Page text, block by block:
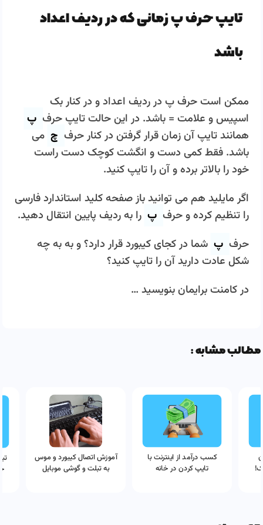
تایپ حرف پ زمانی که در ردیف اعداد
باشد
ممکن است حرف پ در ردیف اعداد و در کنار بک
اسپیس و علامت = باشد. در این حالت تایپ حرف پ
همانند تایپ آن زمان قرار گرفتن در کنار حرف چ می
باشد. فقط کمی دست و انگشت کوچک دست راست
خود را بالاتر برده و آن را تایپ کنید.
اگر مایلید هم می توانید باز صفحه کلید استاندارد فارسی
را تنظیم کرده و حرف پ را به ردیف پایین انتقال دهید.
حرف پ شما در کجای کیبورد قرار دارد؟ و به به چه
شکل عادت دارید آن را تایپ کنید؟
در کامنت برایمان بنویسید …
مطالب مشابه :
کسب درآمد از اینترنت با
تایپ کردن در خانه
آموزش اتصال کیبورد و موس
به تبلت و گوشی موبایل